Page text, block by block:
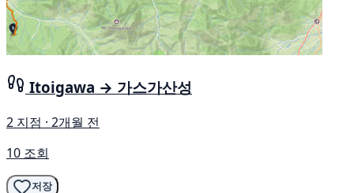
Itoigawa → 가스가산성
2 지점 · 2개월 전
10 조회
저장